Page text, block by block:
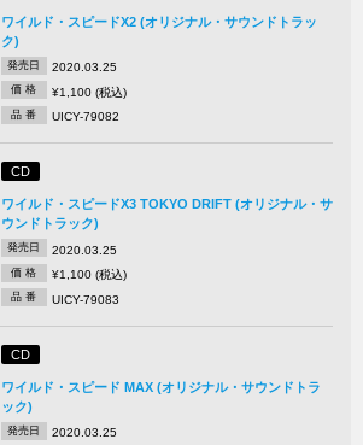
ワイルド・スピードX2 (オリジナル・サウンドトラッ
ク)
発売日 2020.03.25
価 格 ¥1,100 (税込)
品 番 UICY-79082
CD
ワイルド・スピードX3 TOKYO DRIFT (オリジナル・サ
ウンドトラック)
発売日 2020.03.25
価 格 ¥1,100 (税込)
品 番 UICY-79083
CD
ワイルド・スピード MAX (オリジナル・サウンドトラ
ック)
発売日 2020.03.25